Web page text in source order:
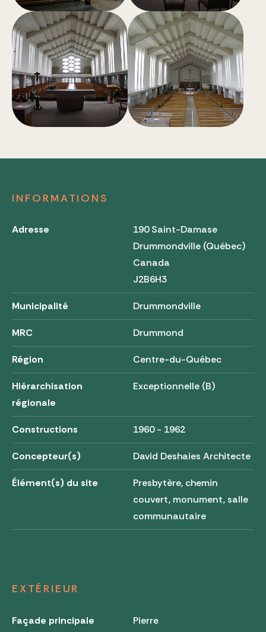
INFORMATIONS
Adresse
190 Saint-Damase
Drummondville (Québec)
Canada
J2B6H3
Municipalité Drummondville
MRC Drummond
Région Centre-du-Québec
Hiérarchisation
régionale
Exceptionnelle (B)
Constructions 1960 - 1962
Concepteur(s) David Deshaies Architecte
Élément(s) du site
Presbytère, chemin
couvert, monument, salle
communautaire
EXTÉRIEUR
Façade principale Pierre